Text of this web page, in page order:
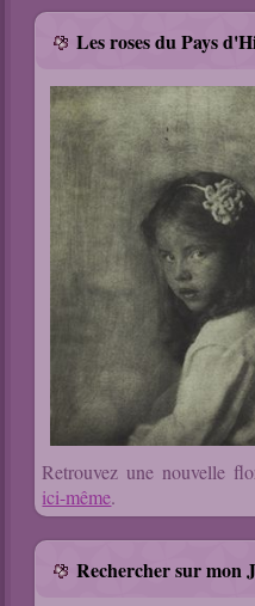
Les roses du Pays
Retrouvez une nouvelle
ici-même.
Rechercher sur mon